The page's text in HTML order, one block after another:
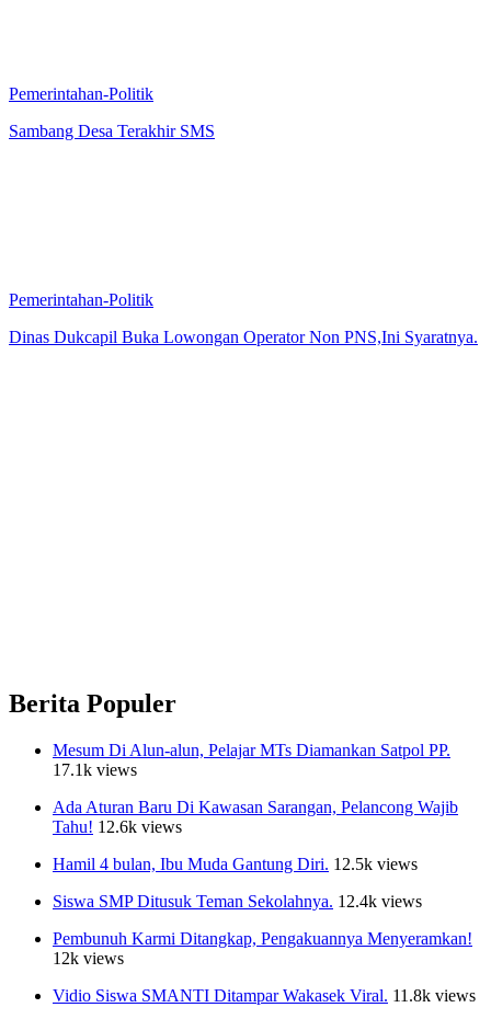
Pemerintahan-Politik
Sambang Desa Terakhir SMS
Pemerintahan-Politik
Dinas Dukcapil Buka Lowongan Operator Non PNS,Ini Syaratnya.
Berita Populer
Mesum Di Alun-alun, Pelajar MTs Diamankan Satpol PP.
17.1k views
Ada Aturan Baru Di Kawasan Sarangan, Pelancong Wajib
Tahu! 12.6k views
Hamil 4 bulan, Ibu Muda Gantung Diri. 12.5k views
Siswa SMP Ditusuk Teman Sekolahnya. 12.4k views
Pembunuh Karmi Ditangkap, Pengakuannya Menyeramkan!
12k views
Vidio Siswa SMANTI Ditampar Wakasek Viral. 11.8k views